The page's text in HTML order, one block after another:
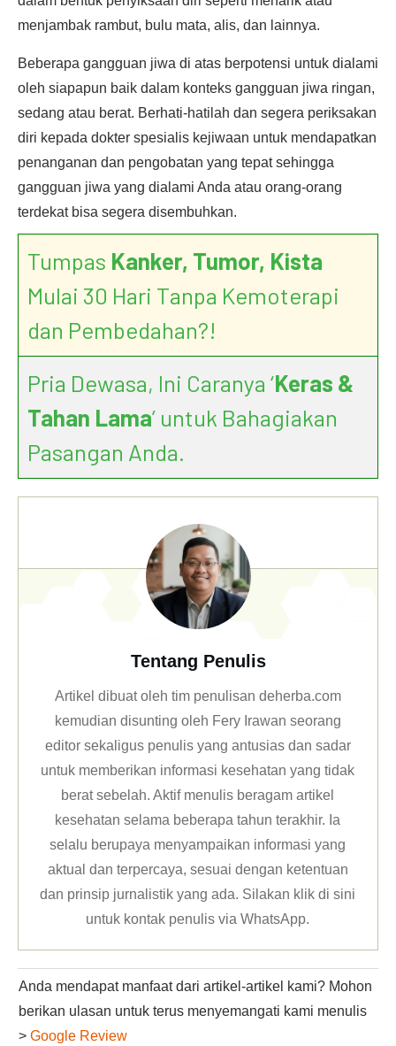
menjambak rambut, bulu mata, alis, dan lainnya.
Beberapa gangguan jiwa di atas berpotensi untuk dialami
oleh siapapun baik dalam konteks gangguan jiwa ringan,
sedang atau berat. Berhati-hatilah dan segera periksakan
diri kepada dokter spesialis kejiwaan untuk mendapatkan
penanganan dan pengobatan yang tepat sehingga
gangguan jiwa yang dialami Anda atau orang-orang
terdekat bisa segera disembuhkan.
Tumpas Kanker, Tumor, Kista
Mulai 30 Hari Tanpa Kemoterapi
dan Pembedahan?!
Pria Dewasa, Ini Caranya ‘Keras &
Tahan Lama’ untuk Bahagiakan
Pasangan Anda.
Tentang Penulis
Artikel dibuat oleh tim penulisan deherba.com
kemudian disunting oleh Fery Irawan seorang
editor sekaligus penulis yang antusias dan sadar
untuk memberikan informasi kesehatan yang tidak
berat sebelah. Aktif menulis beragam artikel
kesehatan selama beberapa tahun terakhir. Ia
selalu berupaya menyampaikan informasi yang
aktual dan terpercaya, sesuai dengan ketentuan
dan prinsip jurnalistik yang ada. Silakan klikdi sini
untuk kontak penulis via WhatsApp.
Anda mendapat manfaat dari artikel-artikel kami? Mohon
berikan ulasan untuk terus menyemangati kami menulis
> Google Review